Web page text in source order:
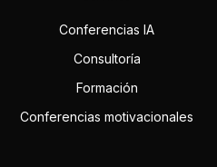
Conferencias IA
Consultoría
Formación
Conferencias motivacionales